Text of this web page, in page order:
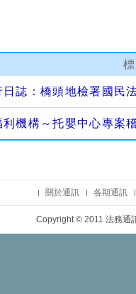
日誌：橋頭地檢署國民
利機構～托嬰中心專案
關於通訊 各期通訊
Copyright © 2011 法務